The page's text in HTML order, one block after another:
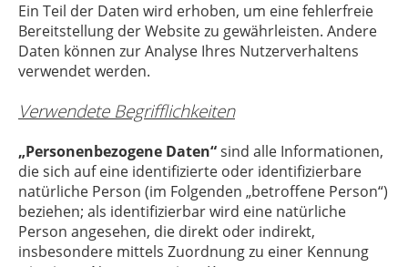
Ein Teil der Daten wird erhoben, um eine fehlerfreie
Bereitstellung der Website zu gewährleisten. Andere
Daten können zur Analyse Ihres Nutzerverhaltens
verwendet werden.
Verwendete Begrifflichkeiten
„Personenbezogene Daten“sind alle Informationen,
die sich auf eine identifizierte oder identifizierbare
natürliche Person (im Folgenden „betroffene Person“)
beziehen; als identifizierbar wird eine natürliche
Person angesehen, die direkt oder indirekt,
insbesondere mittels Zuordnung zu einer Kennung